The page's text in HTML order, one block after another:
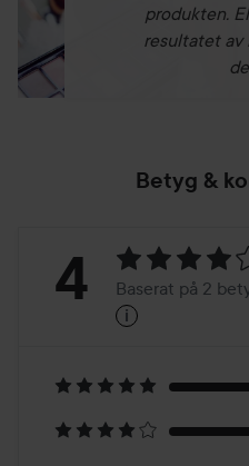
produkten.
resultatet av
Betyg &
Betyg:
på
4 Baserat på 2
i